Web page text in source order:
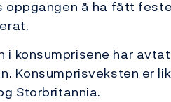
oppgangen å ha fått
konsumprisene har
Konsumprisveksten er
Storbritannia.